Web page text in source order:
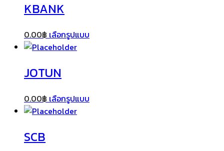
KBANK
0.00฿ เลือกรูปแบบ
JOTUN
0.00฿ เลือกรูปแบบ
SCB